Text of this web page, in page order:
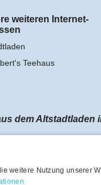
weiteren Internet-
Teehaus
dem Altstadtladen
weitere Nutzung unserer